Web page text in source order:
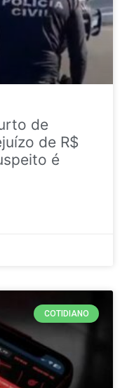
de
de R$
é
COTIDIANO